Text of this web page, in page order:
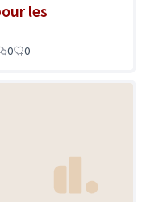
les
0 0